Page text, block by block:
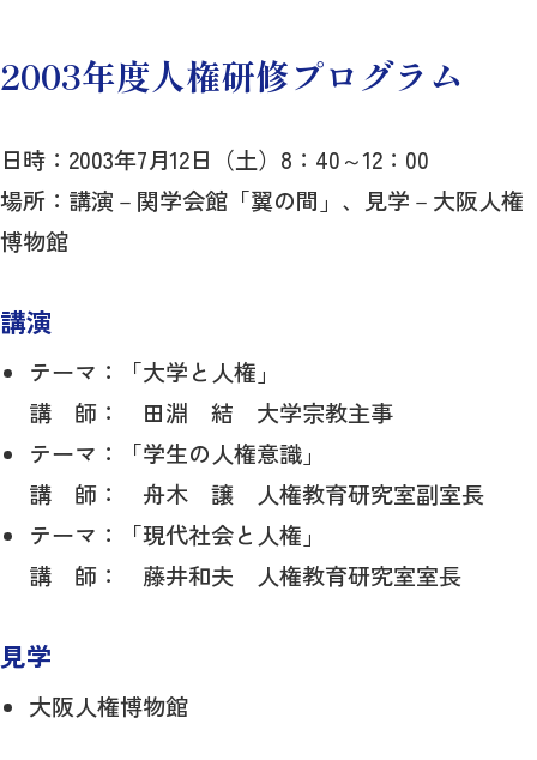
2003年度人権研修プログラム
日時：2003年7月12日（土）8：40～12：00
場所：講演－関学会館「翼の間」、見学－大阪人権
博物館
講演
テーマ：「大学と人権」
講 師： 田淵 結 大学宗教主事
テーマ：「学生の人権意識」
講 師： 舟木 譲 人権教育研究室副室長
テーマ：「現代社会と人権」
講 師： 藤井和夫 人権教育研究室室長
見学
大阪人権博物館